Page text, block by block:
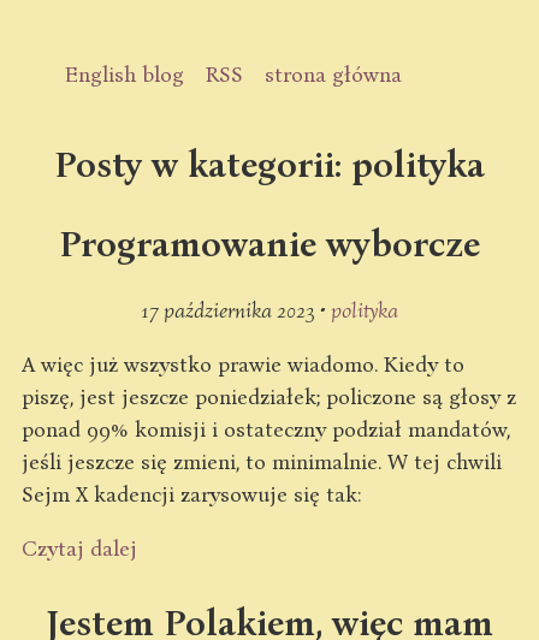
English blog RSS strona główna
Posty w kategorii: polityka
Programowanie wyborcze
17 października 2023 • polityka
A więc już wszystko prawie wiadomo. Kiedy to
piszę, jest jeszcze poniedziałek; policzone są głosy z
ponad 99% komisji i ostateczny podział mandatów,
jeśli jeszcze się zmieni, to minimalnie. W tej chwili
Sejm X kadencji zarysowuje się tak:
Czytaj dalej
Jestem Polakiem, więc mam